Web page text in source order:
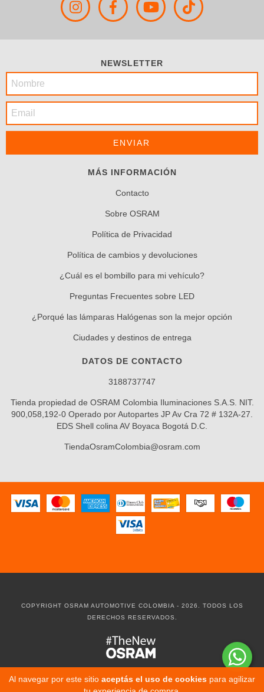
Al navegar por este sitio aceptás el uso de cookies para agilizar
NEWSLETTER
MÁS INFORMACIÓN
Contacto
Sobre OSRAM
Política de Privacidad
Política de cambios y devoluciones
¿Cuál es el bombillo para mi vehículo?
Preguntas Frecuentes sobre LED
¿Porqué las lámparas Halógenas son la mejor opción
Ciudades y destinos de entrega
DATOS DE CONTACTO
3188737747
Tienda propiedad de OSRAM Colombia Iluminaciones S.A.S. NIT.
900,058,192-0 Operado por Autopartes JP Av Cra 72 # 132A-27.
EDS Shell colina AV Boyaca Bogotá D.C.
TiendaOsramColombia@osram.com
COPYRIGHT OSRAM AUTOMOTIVE COLOMBIA - 2026. TODOS LOS
DERECHOS RESERVADOS.